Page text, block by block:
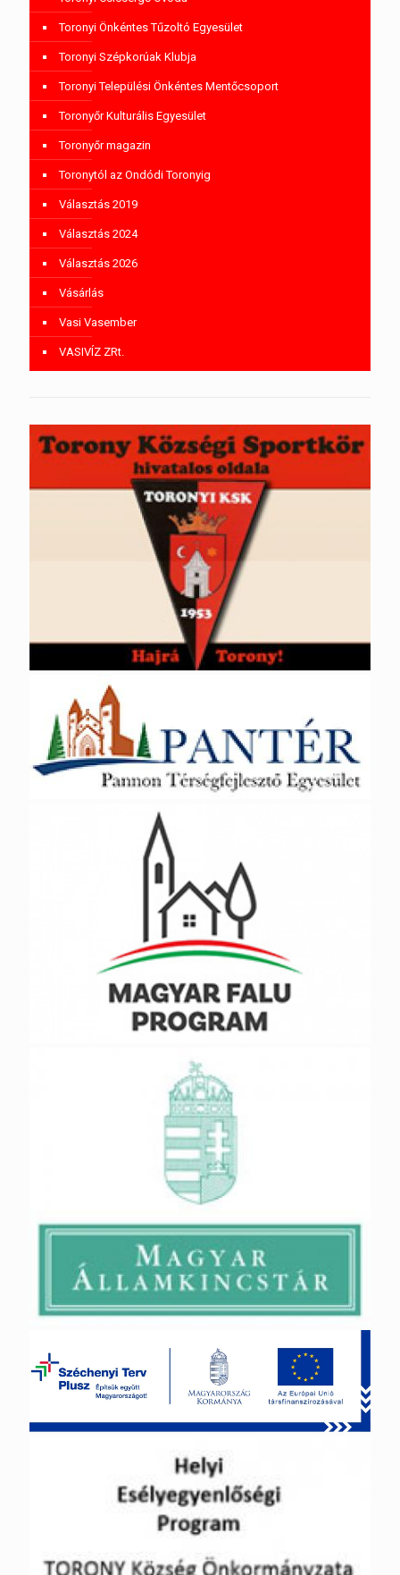
Toronyi Önkéntes Tűzoltó Egyesület
Toronyi Szépkorúak Klubja
Toronyi Települési Önkéntes Mentőcsoport
Toronyőr Kulturális Egyesület
Toronyőr magazin
Toronytól az Ondódi Toronyig
Választás 2019
Választás 2024
Választás 2026
Vásárlás
Vasi Vasember
VASIVÍZ ZRt.